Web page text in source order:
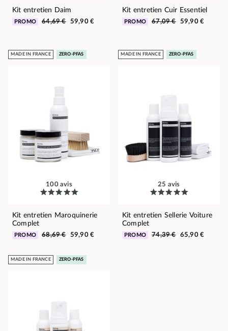
Kit entretien Daim
PROMO 64,69 € 59,90 €
Kit entretien Cuir Essentiel
PROMO 67,09 € 59,90 €
MADE IN FRANCE ZERO-PFAS
100 avis
Kit entretien Maroquinerie
Complet
PROMO 68,69 € 59,90 €
MADE IN FRANCE ZERO-PFAS
25 avis
Kit entretien Sellerie Voiture
Complet
PROMO 74,39 € 65,90 €
MADE IN FRANCE ZERO-PFAS